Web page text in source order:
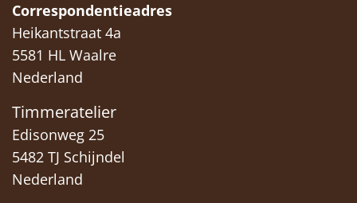
Correspondentieadres
Heikantstraat 4a
5581 HL Waalre
Nederland
Timmeratelier
Edisonweg 25
5482 TJ Schijndel
Nederland